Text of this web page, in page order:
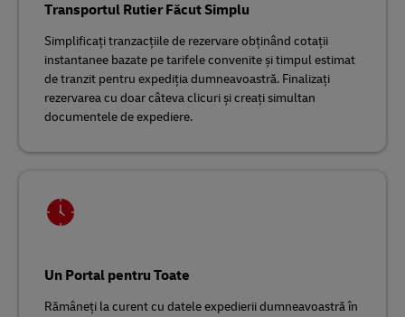
Transportul Rutier Făcut Simplu
Simplificați tranzacțiile de rezervare obținând cotații
instantanee bazate pe tarifele convenite și timpul estimat
de tranzit pentru expediția dumneavoastră. Finalizați
rezervarea cu doar câteva clicuri și creați simultan
documentele de expediere.
Un Portal pentru Toate
Rămâneți la curent cu datele expedierii dumneavoastră în